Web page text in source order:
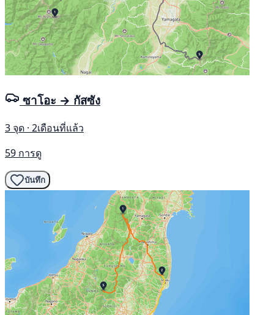
ซาโอะ → กัสซัง
3 จุด · 2เดือนที่แล้ว
59 การดู
บันทึก